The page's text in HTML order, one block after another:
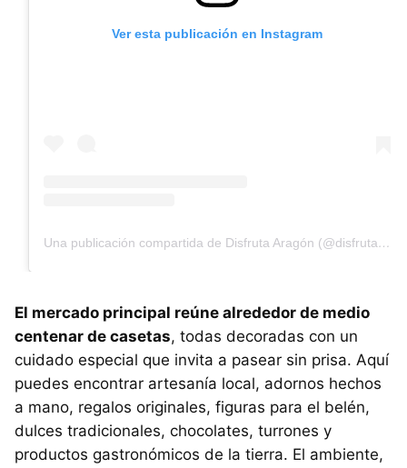
Ver esta publicación en Instagram
Una publicación compartida de Disfruta Aragón (@disfrutaaragon.es)
El mercado principal reúne alrededor de medio
centenar de casetas, todas decoradas con un
cuidado especial que invita a pasear sin prisa. Aquí
puedes encontrar artesanía local, adornos hechos
a mano, regalos originales, figuras para el belén,
dulces tradicionales, chocolates, turrones y
productos gastronómicos de la tierra. El ambiente,